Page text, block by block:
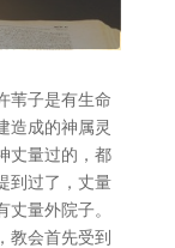
苇子是有生命
造成的神属灵
丈量过的，都
到过了，丈量
量外院子。
教会首先受到